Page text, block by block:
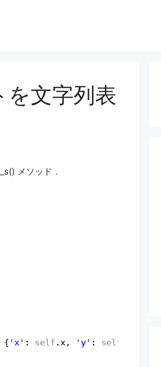
文字列表
メソッド．
{ 'x' : self .x, 'y' : self